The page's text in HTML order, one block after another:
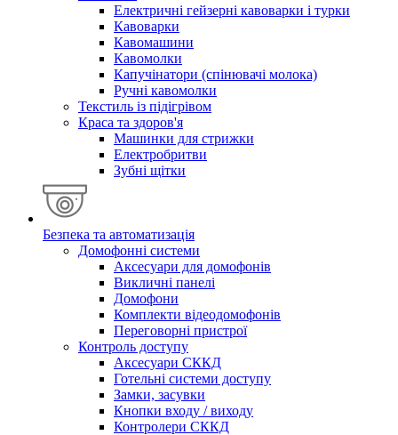
Електричні гейзерні кавоварки і турки
Кавоварки
Кавомашини
Кавомолки
Капучінатори (спінювачі молока)
Ручні кавомолки
Текстиль із підігрівом
Краса та здоров'я
Машинки для стрижки
Електробритви
Зубні щітки
Безпека та автоматизація
Домофонні системи
Аксесуари для домофонів
Викличні панелі
Домофони
Комплекти відеодомофонів
Переговорні пристрої
Контроль доступу
Аксесуари СККД
Готельні системи доступу
Замки, засувки
Кнопки входу / виходу
Контролери СККД